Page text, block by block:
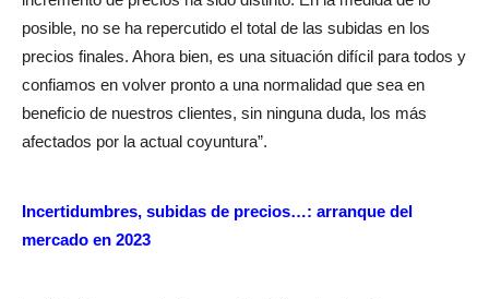
posible, no se ha repercutido el total de las subidas en los
precios finales. Ahora bien, es una situación difícil para todos y
confiamos en volver pronto a una normalidad que sea en
beneficio de nuestros clientes, sin ninguna duda, los más
afectados por la actual coyuntura”.
Incertidumbres, subidas de precios…: arranque del
mercado en 2023